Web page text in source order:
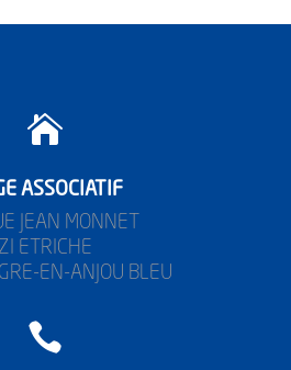

ASSOCIATIF
JEAN MONNET
ZI ETRICHE
EN-ANJOU BLEU
